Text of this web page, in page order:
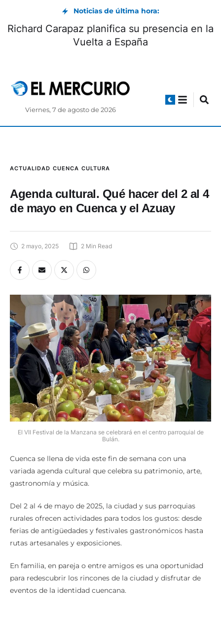
Noticias de última hora:
¿Quiénes pueden hacer pronósticos
electorales? según el CNE
Viernes, 7 de agosto de 2026
ACTUALIDAD CUENCA CULTURA
Agenda cultural. Qué hacer del 2 al 4
de mayo en Cuenca y el Azuay
2 mayo, 2025 2 Min Read
El VII Festival de la Manzana se celebrará en el centro parroquial de
Bulán.
Cuenca se llena de vida este fin de semana con una
variada agenda cultural que celebra su patrimonio, arte,
gastronomía y música.
Del 2 al 4 de mayo de 2025, la ciudad y sus parroquias
rurales ofrecen actividades para todos los gustos: desde
ferias de antigüedades y festivales gastronómicos hasta
rutas artesanales y exposiciones.
En familia, en pareja o entre amigos es una oportunidad
para redescubrir los rincones de la ciudad y disfrutar de
eventos de la identidad cuencana.